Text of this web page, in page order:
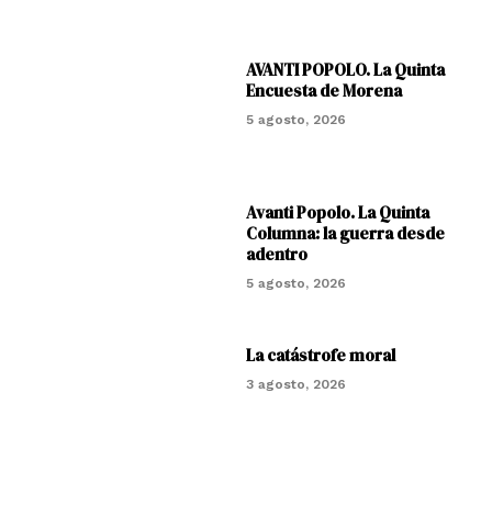
AVANTI POPOLO. La Quinta
Encuesta de Morena
5 agosto, 2026
Avanti Popolo. La Quinta
Columna: la guerra desde
adentro
5 agosto, 2026
La catástrofe moral
3 agosto, 2026